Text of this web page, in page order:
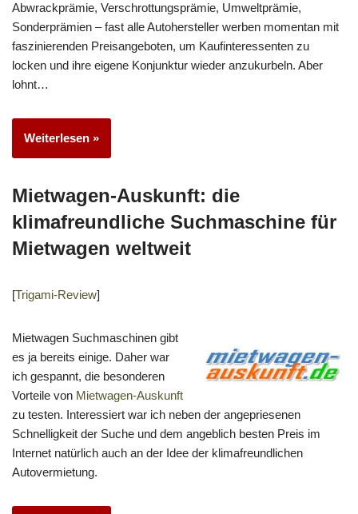
Abwrackprämie, Verschrottungsprämie, Umweltprämie,
Sonderprämien – fast alle Autohersteller werben momentan mit
faszinierenden Preisangeboten, um Kaufinteressenten zu
locken und ihre eigene Konjunktur wieder anzukurbeln. Aber
lohnt…
Weiterlesen »
Mietwagen-Auskunft: die
klimafreundliche Suchmaschine für
Mietwagen weltweit
[Trigami-Review]
Mietwagen Suchmaschinen gibt
es ja bereits einige. Daher war
ich gespannt, die besonderen
Vorteile von Mietwagen-Auskunft
zu testen. Interessiert war ich neben der angepriesenen
Schnelligkeit der Suche und dem angeblich besten Preis im
Internet natürlich auch an der Idee der klimafreundlichen
Autovermietung.